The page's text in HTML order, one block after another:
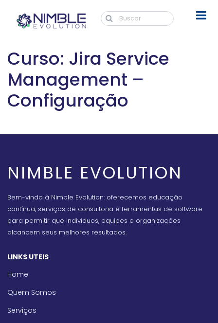
Curso: Jira Service
Management –
Configuração
NIMBLE EVOLUTION
Bem-vindo à Nimble Evolution: oferecemos educação
contínua, serviços de consultoria e ferramentas de software
para permitir que indivíduos, equipes e organizações
alcancem seus melhores resultados.
LINKS UTEIS
Home
Quem Somos
Serviços